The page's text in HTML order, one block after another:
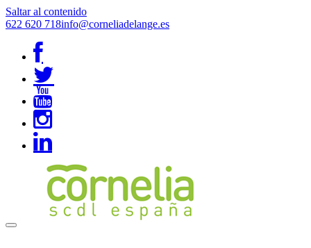
Saltar al contenido
622 620 718info@corneliadelange.es